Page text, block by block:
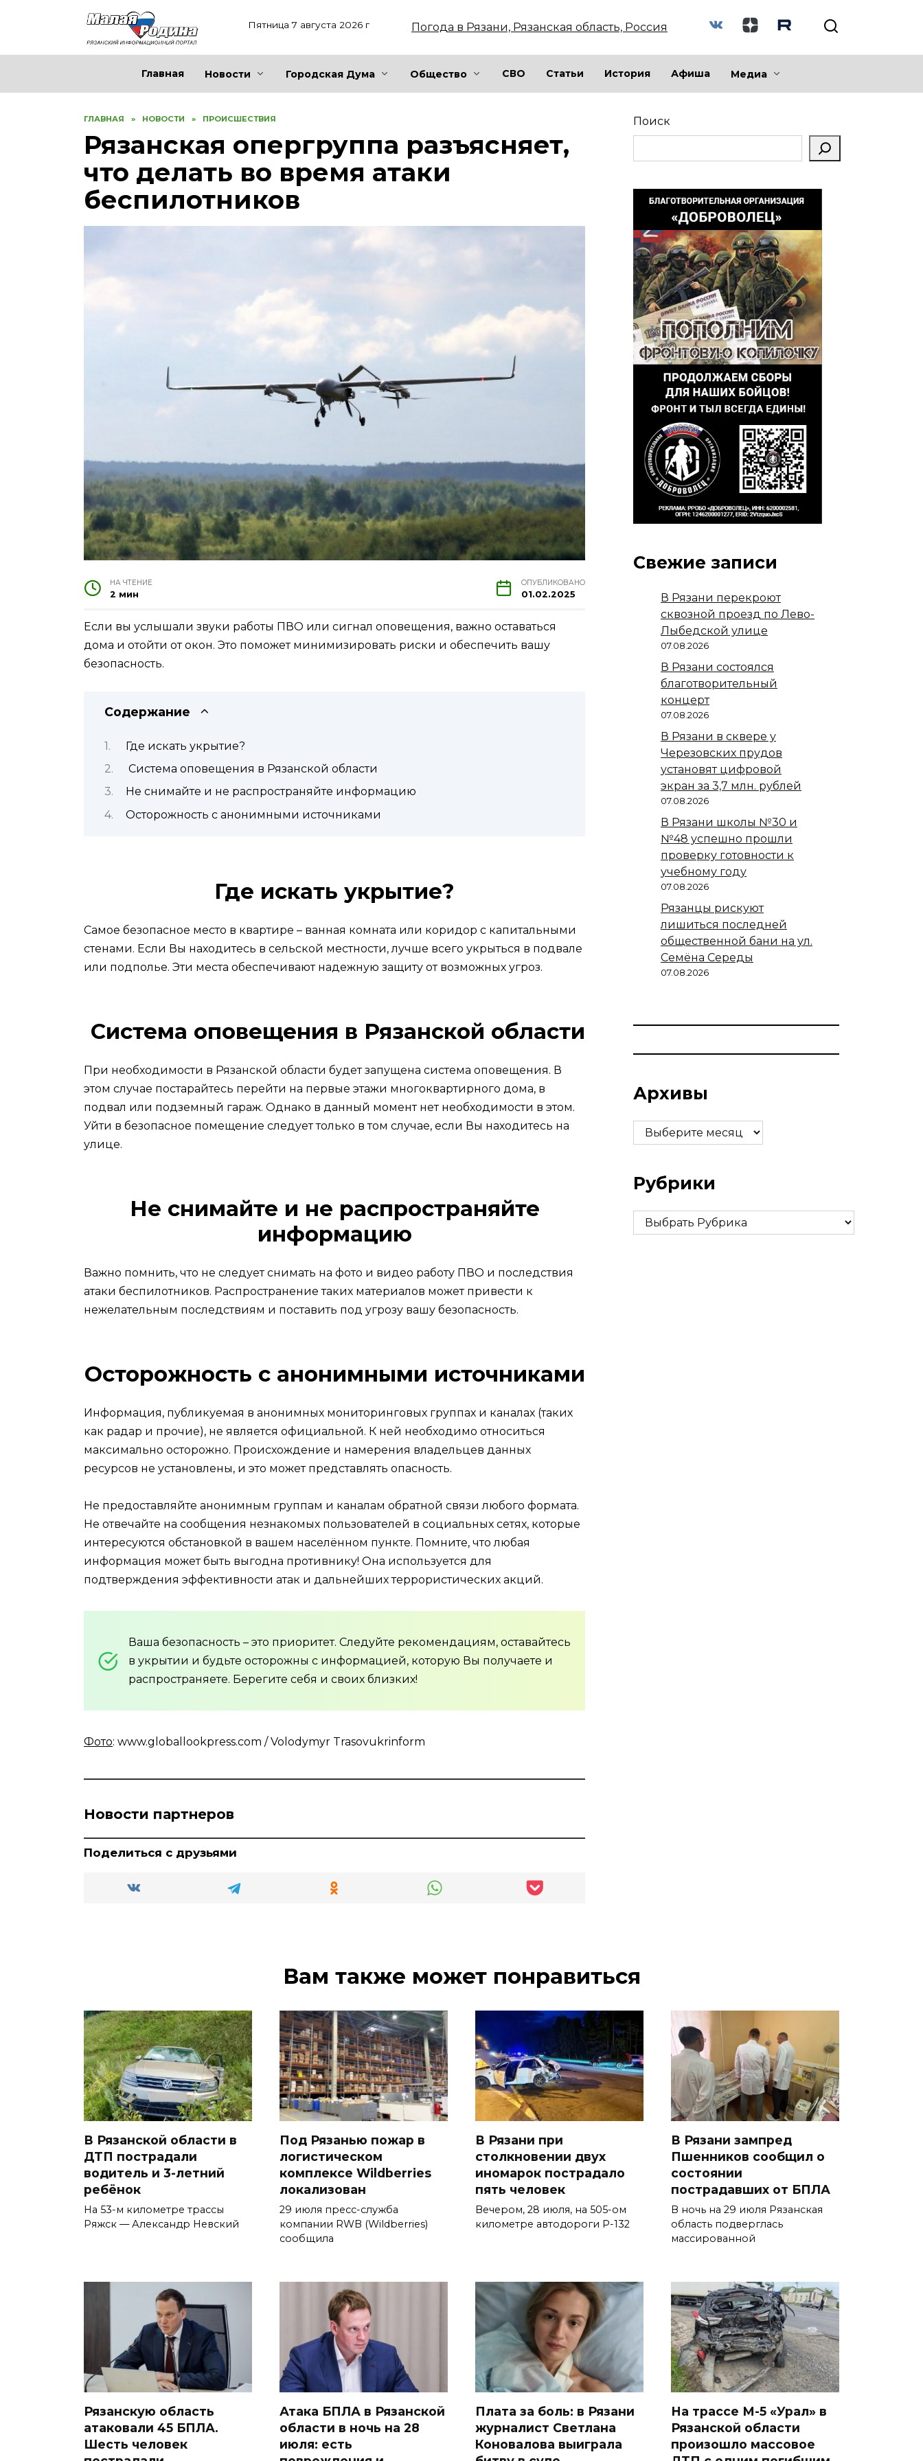
Пятница 7 августа 2026 г Погода в Рязани, Рязанская область, Россия
Главная Новости Городская Дума Общество СВО Статьи История Афиша Медиа
ГЛАВНАЯ » НОВОСТИ » ПРОИСШЕСТВИЯ
Рязанская опергруппа разъясняет,
что делать во время атаки
беспилотников
НА ЧТЕНИЕ
2 мин
ОПУБЛИКОВАНО
01.02.2025
Если вы услышали звуки работы ПВО или сигнал оповещения, важно оставаться
дома и отойти от окон. Это поможет минимизировать риски и обеспечить вашу
безопасность.
Содержание
Где искать укрытие?
Система оповещения в Рязанской области
Не снимайте и не распространяйте информацию
Осторожность с анонимными источниками
Где искать укрытие?
Самое безопасное место в квартире – ванная комната или коридор с капитальными
стенами. Если Вы находитесь в сельской местности, лучше всего укрыться в подвале
или подполье. Эти места обеспечивают надежную защиту от возможных угроз.
Система оповещения в Рязанской области
При необходимости в Рязанской области будет запущена система оповещения. В
этом случае постарайтесь перейти на первые этажи многоквартирного дома, в
подвал или подземный гараж. Однако в данный момент нет необходимости в этом.
Уйти в безопасное помещение следует только в том случае, если Вы находитесь на
улице.
Не снимайте и не распространяйте
информацию
Важно помнить, что не следует снимать на фото и видео работу ПВО и последствия
атаки беспилотников. Распространение таких материалов может привести к
нежелательным последствиям и поставить под угрозу вашу безопасность.
Осторожность с анонимными источниками
Информация, публикуемая в анонимных мониторинговых группах и каналах (таких
как радар и прочие), не является официальной. К ней необходимо относиться
максимально осторожно. Происхождение и намерения владельцев данных
ресурсов не установлены, и это может представлять опасность.
Не предоставляйте анонимным группам и каналам обратной связи любого формата.
Не отвечайте на сообщения незнакомых пользователей в социальных сетях, которые
интересуются обстановкой в вашем населённом пункте. Помните, что любая
информация может быть выгодна противнику! Она используется для
подтверждения эффективности атак и дальнейших террористических акций.
Ваша безопасность – это приоритет. Следуйте рекомендациям, оставайтесь
в укрытии и будьте осторожны с информацией, которую Вы получаете и
распространяете. Берегите себя и своих близких!
Фото: www.globallookpress.com / Volodymyr Trasovukrinform
Новости партнеров
Поделиться с друзьями
Поиск
Свежие записи
В Рязани перекроют
сквозной проезд по Лево-
Лыбедской улице
07.08.2026
В Рязани состоялся
благотворительный
концерт
07.08.2026
В Рязани в сквере у
Черезовских прудов
установят цифровой
экран за 3,7 млн. рублей
07.08.2026
В Рязани школы №30 и
№48 успешно прошли
проверку готовности к
учебному году
07.08.2026
Рязанцы рискуют
лишиться последней
общественной бани на ул.
Семёна Середы
07.08.2026
Архивы
Архивы
Рубрики
Рубрики
Вам также может понравиться
В Рязанской области в
ДТП пострадали
водитель и 3-летний
ребёнок
На 53-м километре трассы
Ряжск — Александр Невский
Под Рязанью пожар в
логистическом
комплексе Wildberries
локализован
29 июля пресс-служба
компании RWB (Wildberries)
сообщила
В Рязани при
столкновении двух
иномарок пострадало
пять человек
Вечером, 28 июля, на 505-ом
километре автодороги Р-132
В Рязани зампред
Пшенников сообщил о
состоянии
пострадавших от БПЛА
В ночь на 29 июля Рязанская
область подверглась
массированной
Рязанскую область
атаковали 45 БПЛА.
Шесть человек
Атака БПЛА в Рязанской
области в ночь на 28
июля: есть
Плата за боль: в Рязани
журналист Светлана
Коновалова выиграла
На трассе М-5 «Урал» в
Рязанской области
произошло массовое